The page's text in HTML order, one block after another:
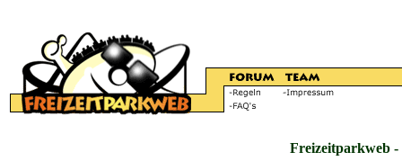
Freizeitparkweb